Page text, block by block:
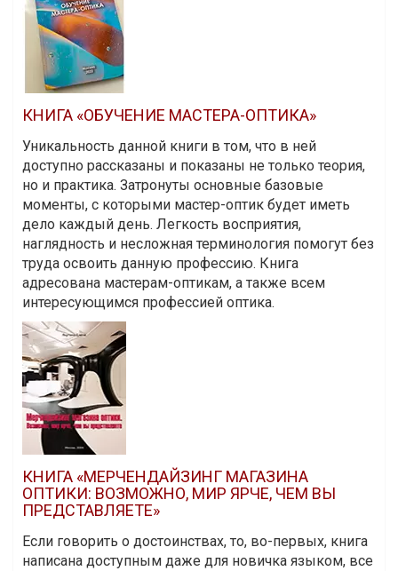
КНИГА «ОБУЧЕНИЕ МАСТЕРА-ОПТИКА»
Уникальность данной книги в том, что в ней
доступно рассказаны и показаны не только теория,
но и практика. Затронуты основные базовые
моменты, с которыми мастер-оптик будет иметь
дело каждый день. Легкость восприятия,
наглядность и несложная терминология помогут без
труда освоить данную профессию. Книга
адресована мастерам-оптикам, а также всем
интересующимся профессией оптика.
КНИГА «МЕРЧЕНДАЙЗИНГ МАГАЗИНА
ОПТИКИ: ВОЗМОЖНО, МИР ЯРЧЕ, ЧЕМ ВЫ
ПРЕДСТАВЛЯЕТЕ»
Если говорить о достоинствах, то, во-первых, книга
написана доступным даже для новичка языком, все